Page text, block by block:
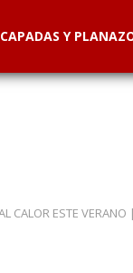
Y
CALOR ESTE VERANO |